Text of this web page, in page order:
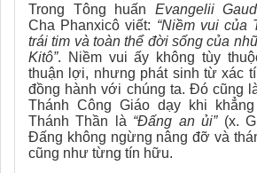
Trong Tông huấn Evangelii
Cha Phanxicô viết: “Niềm vui của
trái tim và toàn thể đời sống của
Kitô”. Niềm vui ấy không tùy
thuận lợi, nhưng phát sinh từ xác
đồng hành với chúng ta. Đó cũng
Thánh Công Giáo dạy khi
Thánh Thần là “Đấng an ủi”(x.
Đấng không ngừng nâng đỡ và
cũng như từng tín hữu.